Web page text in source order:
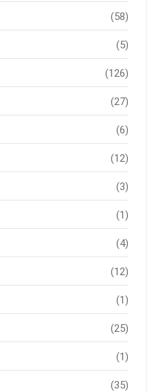
(58)
(5)
(126)
(27)
(6)
(12)
(3)
(1)
(4)
(12)
(1)
(25)
(1)
(35)